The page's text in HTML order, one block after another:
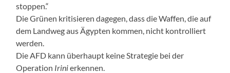
stoppen.“
Die Grünen kritisieren dagegen, dass die Waffen, die auf
dem Landweg aus Ägypten kommen, nicht kontrolliert
werden.
Die AFD kann überhaupt keine Strategie bei der
Operation Irinierkennen.